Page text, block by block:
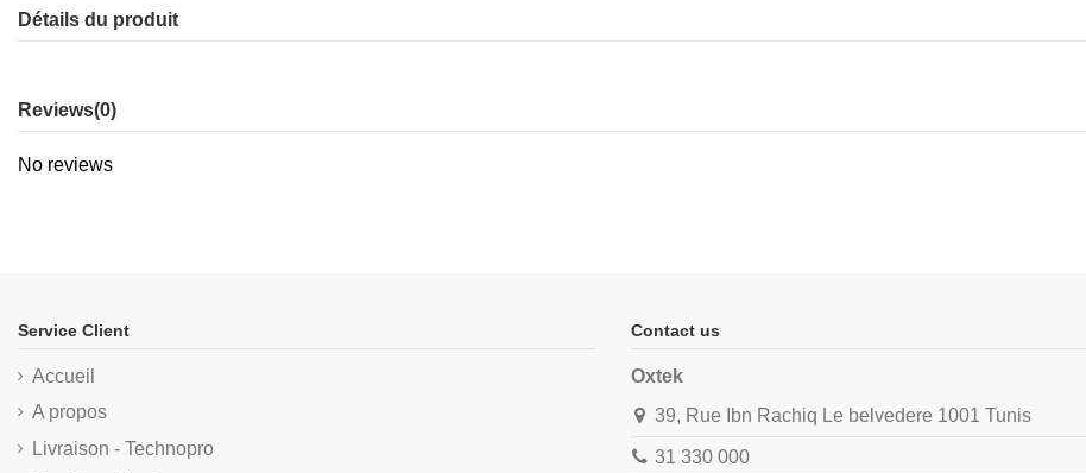
Détails du produit
Reviews(0)
No reviews
Service Client
Accueil
A propos
Livraison - Technopro
Contact us
Oxtek
39, Rue Ibn Rachiq Le belvedere 1001 Tunis
31 330 000